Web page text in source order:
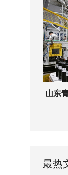
山东
最热